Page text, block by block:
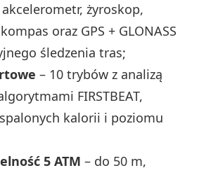
akcelerometr, żyroskop,
oraz GPS + GLONASS
śledzenia tras;
– 10 trybów z analizą
FIRSTBEAT,
kalorii i poziomu
5 ATM – do 50 m,